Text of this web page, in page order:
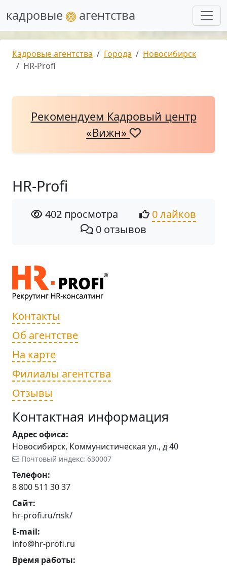
кадровые агентства
Кадровые агентства Города
Новосибирск
HR-Profi
Рекомендуем Кадровый центр
«Вижн»
HR-Profi
402 просмотра
0 лайков
0 отзывов
Контакты
Об агентстве
На карте
Филиалы агентства
Отзывы
Контактная информация
Адрес офиса:
Новосибирск, Коммунистическая ул., д 40
Почтовый индекс: 630007
Телефон:
8 800 511 30 37
Сайт:
hr-profi.ru/nsk/
E-mail:
info@hr-profi.ru
Время работы: